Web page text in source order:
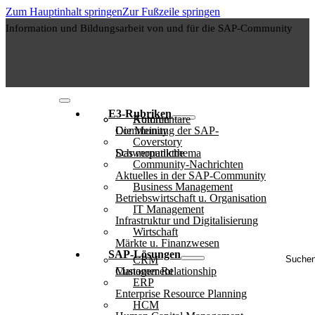
Zum Hauptinhalt springenZur Fußzeile springen
Information und Bildungsarbeit von und für die SAP-Community
E3-Rubriken
Autoren
Kommentare
Die Meinung der SAP-Community
Coverstory
Das monatliche Schwerpunktthema
Community-Nachrichten
Aktuelles in der SAP-Community
Business Management
Betriebswirtschaft u. Organisation
IT Management
Infrastruktur und Digitalisierung
Wirtschaft
Märkte u. Finanzwesen
SAP-Lösungen
CRM
Customer Relationship Management
ERP
Enterprise Resource Planning
HCM
..